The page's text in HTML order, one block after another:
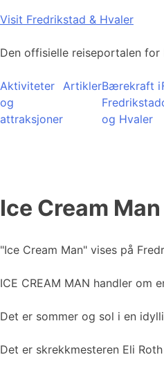
Skip
content
Visit Fredrikstad & Hvaler
Den offisielle reiseportalen
Aktiviteter
og
attraksjoner
ArtiklerBærekraft i
Fredrikstad
og Hvaler
Ice Cream Man
"Ice Cream Man" vises på
ICE CREAM MAN handler
Det er sommer og sol i en
Det er skrekkmesteren Eli